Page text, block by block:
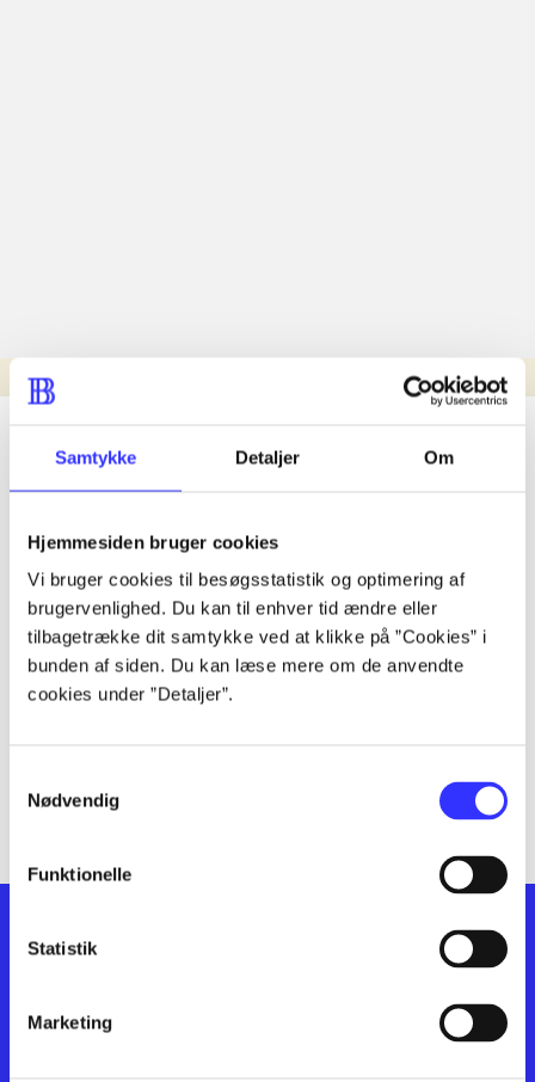
Samtykke Detaljer Om
Hjemmesiden bruger cookies
Vi bruger cookies til besøgsstatistik og optimering af
brugervenlighed. Du kan til enhver tid ændre eller
tilbagetrække dit samtykke ved at klikke på ”Cookies” i
bunden af siden. Du kan læse mere om de anvendte
cookies under ”Detaljer”.
Nødvendig
Funktionelle
Statistik
Marketing
Nyhed
lorem ipsum dolor sit amet ...
lorem ipsum dolor sit amet ...
lorem ipsum dolor sit amet ...
lorem ipsum dolor sit amet ...
lorem ipsum dolor sit amet ...
lorem ipsum dolor sit amet ...
lorem ipsum dolor sit amet ...